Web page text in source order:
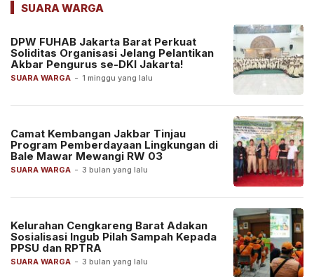
SUARA WARGA
SUARA WARGA - 1 minggu yang lalu
DPW FUHAB Jakarta Barat Perkuat
Soliditas Organisasi Jelang Pelantikan
Akbar Pengurus se-DKI Jakarta!
SUARA WARGA - 3 bulan yang lalu
Camat Kembangan Jakbar Tinjau
Program Pemberdayaan Lingkungan di
Bale Mawar Mewangi RW 03
SUARA WARGA - 3 bulan yang lalu
Kelurahan Cengkareng Barat Adakan
Sosialisasi Ingub Pilah Sampah Kepada
PPSU dan RPTRA